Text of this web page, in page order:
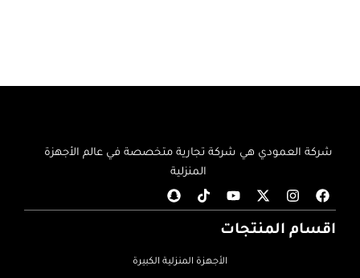
شركة العمودي هي شركة تجارية متخصصة في عالم الأجهزة
المنزلية
اقسام المنتجات
الأجهزة المنزلية الكبيرة